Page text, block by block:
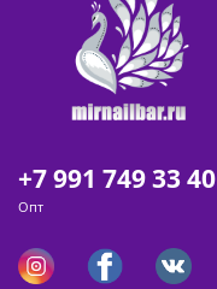
+7 991 749 33 40
Опт